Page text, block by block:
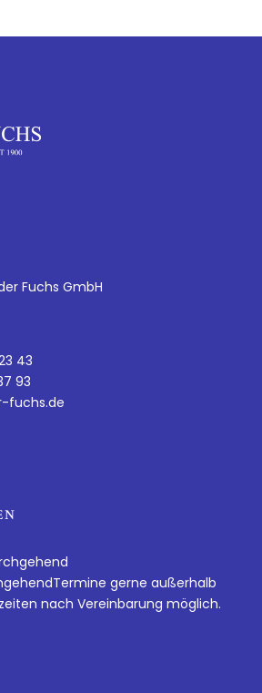
Fuchs GmbH
43
93
fuchs.de
gerne außerhalb
nach Vereinbarung möglich.